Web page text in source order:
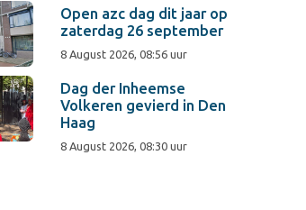
Open azc dag dit jaar op
zaterdag 26 september
8 August 2026, 08:56 uur
Dag der Inheemse
Volkeren gevierd in Den
Haag
8 August 2026, 08:30 uur